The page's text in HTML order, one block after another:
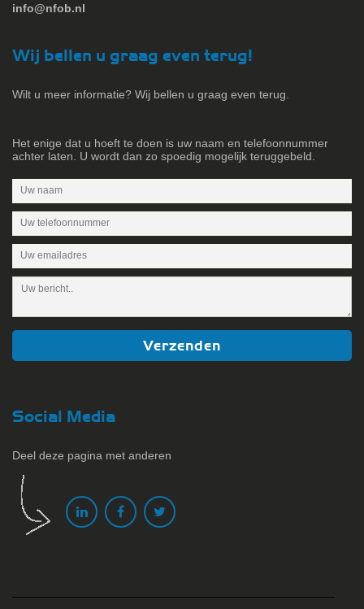
info@nfob.nl
Wij bellen u graag even terug!
Wilt u meer informatie? Wij bellen u graag even terug.
Het enige dat u hoeft te doen is uw naam en telefoonnummer
achter laten. U wordt dan zo spoedig mogelijk teruggebeld.
Social Media
Deel deze pagina met anderen